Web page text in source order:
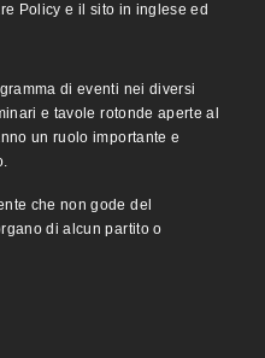
Policy e il sito in inglese ed
di eventi nei diversi
e tavole rotonde aperte al
un ruolo importante e
che non gode del
di alcun partito o